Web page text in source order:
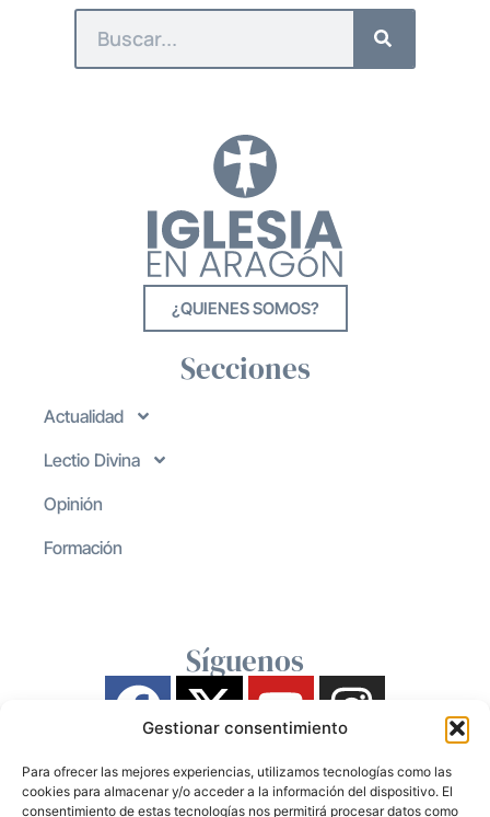
Gestionar consentimiento
Para ofrecer las mejores experiencias, utilizamos tecnologías como las
cookies para almacenar y/o acceder a la información del dispositivo. El
consentimiento de estas tecnologías nos permitirá procesar datos como
¿QUIENES SOMOS?
Secciones
Actualidad
Lectio Divina
Opinión
Formación
Síguenos